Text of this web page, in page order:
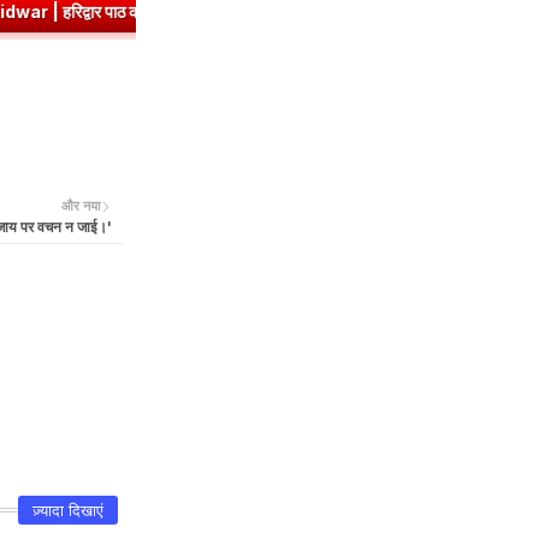
एवं प्रश्नोत्तर
और नया
पर वचन न जाई।'
ज़्यादा दिखाएं